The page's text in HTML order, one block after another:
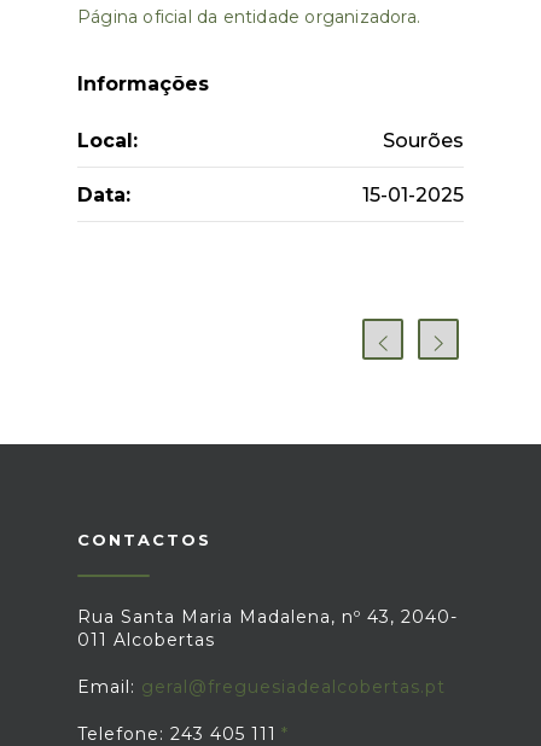
Página oficial da entidade organizadora.
Informações
Local: Sourões
Data: 15-01-2025
CONTACTOS
Rua Santa Maria Madalena, nº 43, 2040-
011 Alcobertas
Email: geral@freguesiadealcobertas.pt
Telefone: 243 405 111